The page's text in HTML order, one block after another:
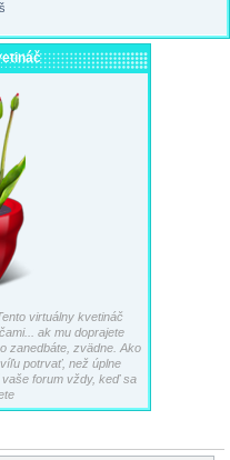
virtuálny kvetináč
ak mu doprajete
zanedbáte, zvädne. Ako
potrvať, než úplne
forum vždy, keď sa